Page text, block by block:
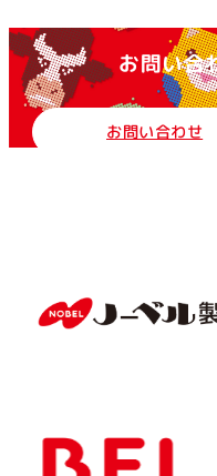
お問い合
お問い合わせ